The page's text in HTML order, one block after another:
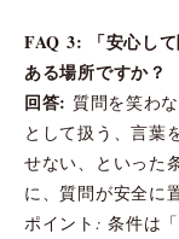
FAQ 3: 「安心し
ある場所ですか？
回答: 質問を笑わ
として扱う、言葉
せない、といった
に、質問が安全に
ポイント: 条件は